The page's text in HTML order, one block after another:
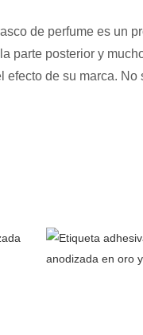
de perfume es un
parte posterior y
de su marca.